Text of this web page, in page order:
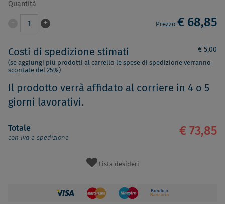
Quantità
1 + Prezzo € 68,85
Costi di spedizione stimati € 5,00
(se aggiungi più prodotti al carrello le spese di spedizione verranno
scontate del 25%)
Il prodotto verrà affidato al corriere in 4 o 5
giorni lavorativi.
Totale
con Iva e spedizione
€ 73,85
Lista desideri